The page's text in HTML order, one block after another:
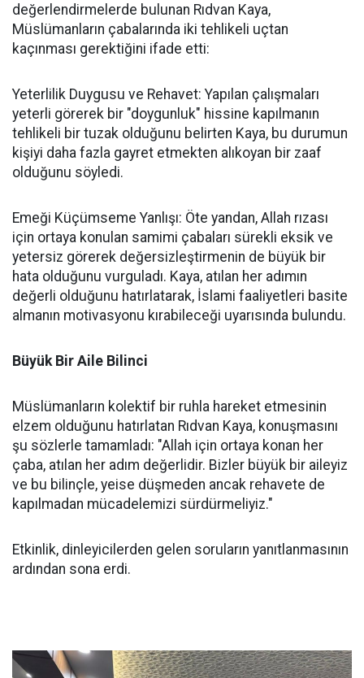
değerlendirmelerde bulunan Rıdvan Kaya,
Müslümanların çabalarında iki tehlikeli uçtan
kaçınması gerektiğini ifade etti:
Yeterlilik Duygusu ve Rehavet: Yapılan çalışmaları
yeterli görerek bir "doygunluk" hissine kapılmanın
tehlikeli bir tuzak olduğunu belirten Kaya, bu durumun
kişiyi daha fazla gayret etmekten alıkoyan bir zaaf
olduğunu söyledi.
Emeği Küçümseme Yanlışı: Öte yandan, Allah rızası
için ortaya konulan samimi çabaları sürekli eksik ve
yetersiz görerek değersizleştirmenin de büyük bir
hata olduğunu vurguladı. Kaya, atılan her adımın
değerli olduğunu hatırlatarak, İslami faaliyetleri basite
almanın motivasyonu kırabileceği uyarısında bulundu.
Büyük Bir Aile Bilinci
Müslümanların kolektif bir ruhla hareket etmesinin
elzem olduğunu hatırlatan Rıdvan Kaya, konuşmasını
şu sözlerle tamamladı: "Allah için ortaya konan her
çaba, atılan her adım değerlidir. Bizler büyük bir aileyiz
ve bu bilinçle, yeise düşmeden ancak rehavete de
kapılmadan mücadelemizi sürdürmeliyiz."
Etkinlik, dinleyicilerden gelen soruların yanıtlanmasının
ardından sona erdi.